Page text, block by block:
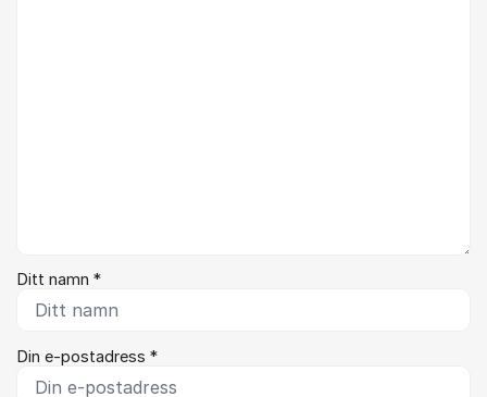
Ditt namn *
Din e-postadress *